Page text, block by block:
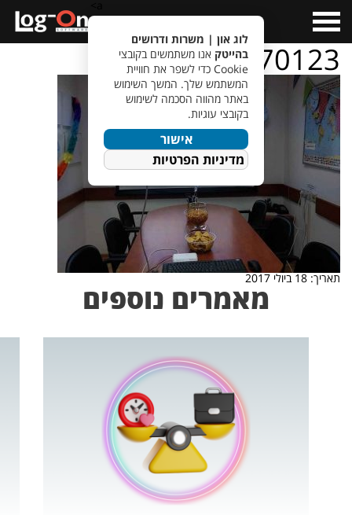
Menu
20170123_171859
תאריך: 18 ביולי 2017
מאמרים נוספים
לוג און | משרות ודרושים
בהייטק אנו משתמשים בקובצי
Cookie כדי לשפר את חוויית
המשתמש שלך. המשך השימוש
באתר מהווה הסכמה לשימוש
בקובצי עוגיות.
אישור
מדיניות הפרטיות